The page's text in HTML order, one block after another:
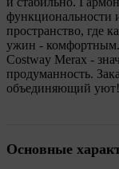
функциональности
пространство, где
ужин - комфортным.
Costway Merax -
продуманность.
объединяющий уют!
Основные